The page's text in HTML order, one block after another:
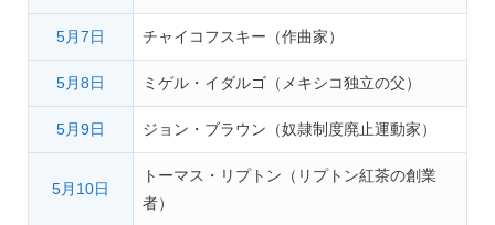
5月7日 チャイコフスキー（作曲家）
5月8日 ミゲル・イダルゴ（メキシコ独立の父）
5月9日 ジョン・ブラウン（奴隷制度廃止運動家）
5月10日
トーマス・リプトン（リプトン紅茶の創業
者）